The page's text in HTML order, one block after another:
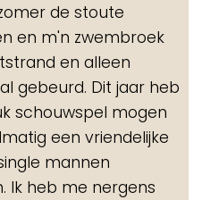
de stoute
en m'n zwembroek
en alleen
gebeurd. Dit jaar heb
schouwspel mogen
een vriendelijke
mannen
Ik heb me nergens